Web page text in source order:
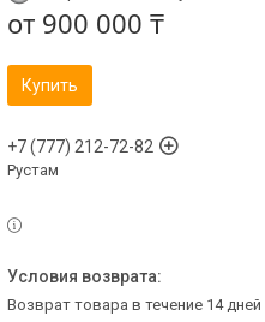
от 900 000 ₸
Купить
+7 (777) 212-72-82
Рустам
возврат товара в течение 14 дней